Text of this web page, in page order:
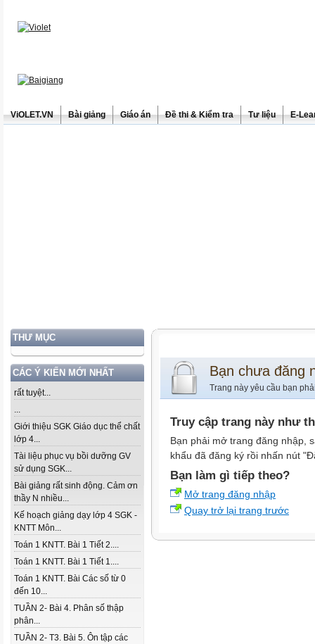
ViOLET.VN Bài giảng Giáo án Đề thi & Kiểm tra Tư liệu E-
THƯ MỤC
CÁC Ý KIẾN MỚI NHẤT
rất tuyệt...
...
Giới thiệu SGK Giáo dục thể chất
lớp 4...
Tài liệu phục vụ bồi dưỡng GV
sử dụng SGK...
Bài giảng rất sinh động. Cảm ơn
thầy N nhiều...
Kế hoạch giảng dạy lớp 4 SGK -
KNTT Môn...
Toán 1 KNTT. Bài 1 Tiết 2....
Toán 1 KNTT. Bài 1 Tiết 1....
Toán 1 KNTT. Bài Các số từ 0
đến 10...
TUẦN 2- Bài 4. Phân số thập
phân...
TUẦN 2- T3. Bài 5. Ôn tập các
Bạn chưa đăng
Trang này yêu cầu bạn
Truy cập trang này như
Bạn phải mở trang đăng nhập,
khẩu đã đăng ký rồi nhấn nút
Bạn làm gì tiếp theo?
Mở trang đăng nhập
Quay trở lại trang trước